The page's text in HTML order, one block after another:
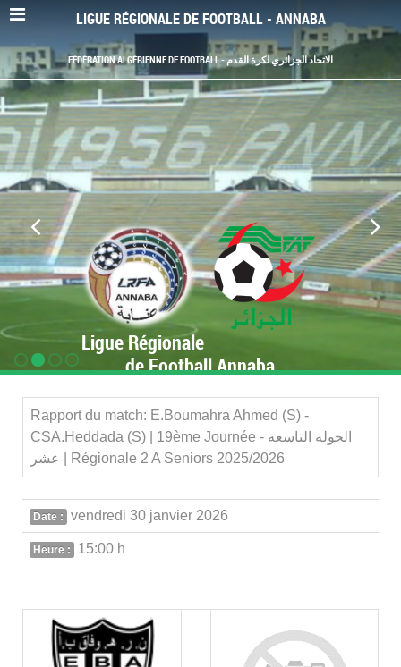
LIGUE RÉGIONALE DE FOOTBALL - ANNABA
FÉDÉRATION ALGÉRIENNE DE FOOTBALL - الاتحاد الجزائري لكرة القدم
Ligue Régionale
de Football Annaba
Rapport du match: E.Boumahra Ahmed (S) -
CSA.Heddada (S) | 19ème Journée - الجولة التاسعة
عشر | Régionale 2 A Seniors 2025/2026
Date : vendredi 30 janvier 2026
Heure : 15:00 h